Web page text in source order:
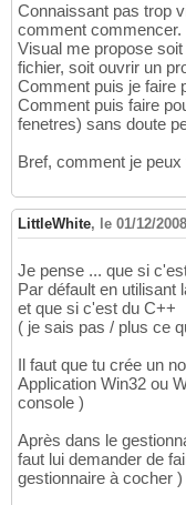
Connaissant pas trop
comment commencer.
Visual me propose
fichier, soit ouvrir un
Comment puis je faire
Comment puis faire
fenetres) sans doute
Bref, comment je peux
LittleWhite, le 01/12/
Je pense ... que si
Par défault en utilisant
et que si c'est du C++
( je sais pas / plus ce
Il faut que tu crée un
Application Win32 ou
console )
Après dans le
faut lui demander de
gestionnaire à cocher )